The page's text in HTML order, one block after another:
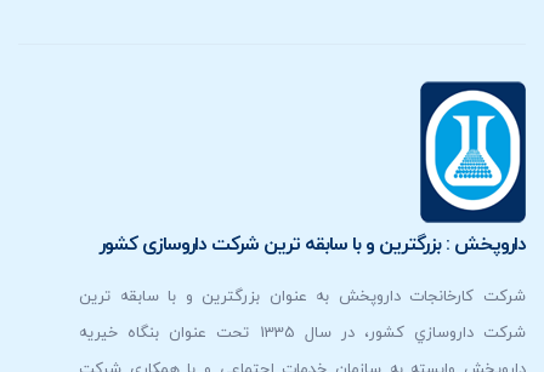
: بزرگترين و با سابقه ترين شركت داروسازی كشور
کارخانجات داروپخش به عنوان بزرگترين و با سابقه ترين
شركت داروسازي كشور، در سال 1335 تحت عنوان بنگاه خیریه